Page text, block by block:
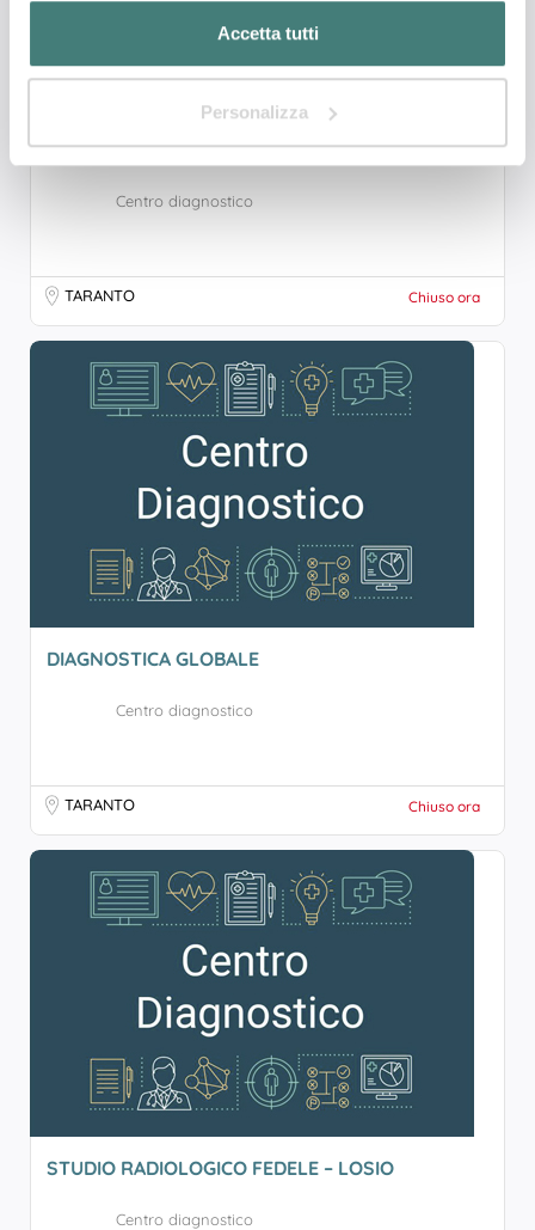
Accetta tutti
Personalizza
CASA DI CURA BERNARDINI
Centro diagnostico
TARANTO Chiuso ora
DIAGNOSTICA GLOBALE
Centro diagnostico
TARANTO Chiuso ora
STUDIO RADIOLOGICO FEDELE – LOSIO
Centro diagnostico